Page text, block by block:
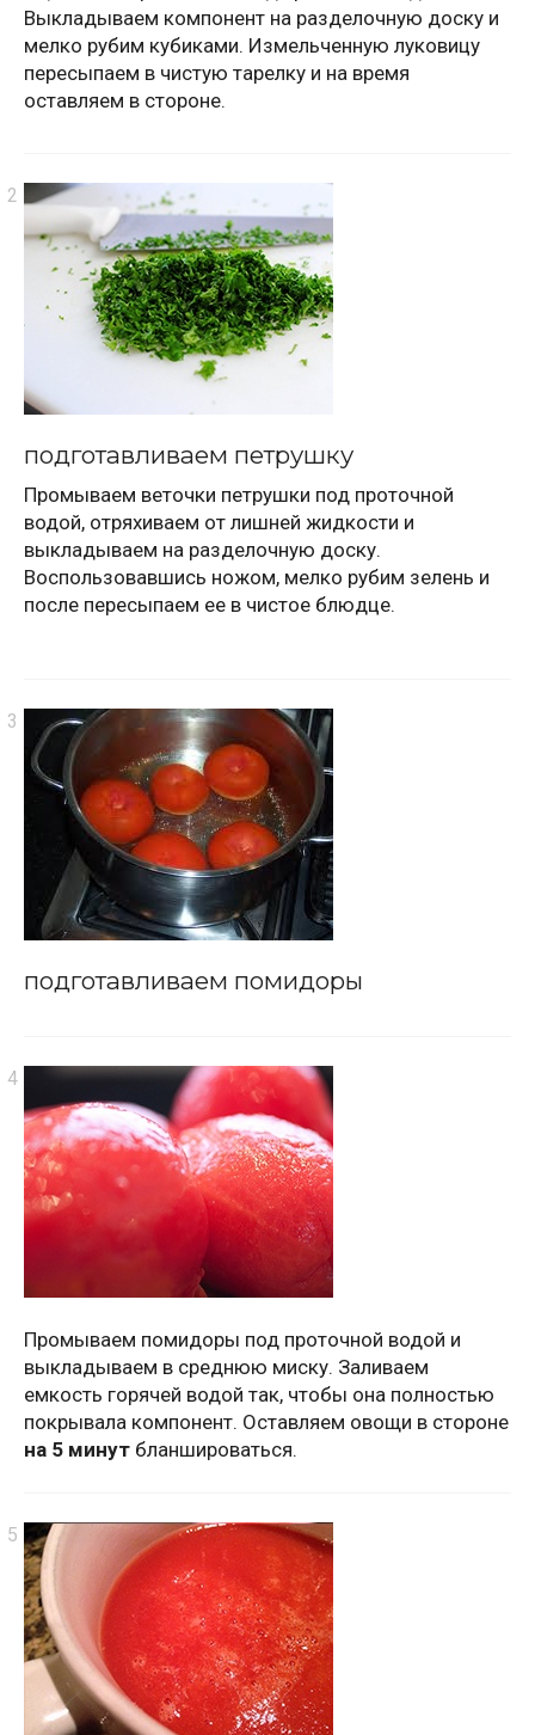
Выкладываем компонент на разделочную доску и
мелко рубим кубиками. Измельченную луковицу
пересыпаем в чистую тарелку и на время
оставляем в стороне.
подготавливаем петрушку
Промываем веточки петрушки под проточной
водой, отряхиваем от лишней жидкости и
выкладываем на разделочную доску.
Воспользовавшись ножом, мелко рубим зелень и
после пересыпаем ее в чистое блюдце.
подготавливаем помидоры
Промываем помидоры под проточной водой и
выкладываем в среднюю миску. Заливаем
емкость горячей водой так, чтобы она полностью
покрывала компонент. Оставляем овощи в стороне
на 5 минут бланшироваться.